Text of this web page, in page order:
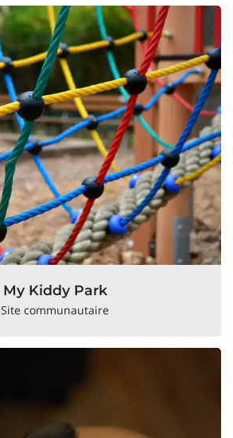
My Kiddy Park
Site communautaire